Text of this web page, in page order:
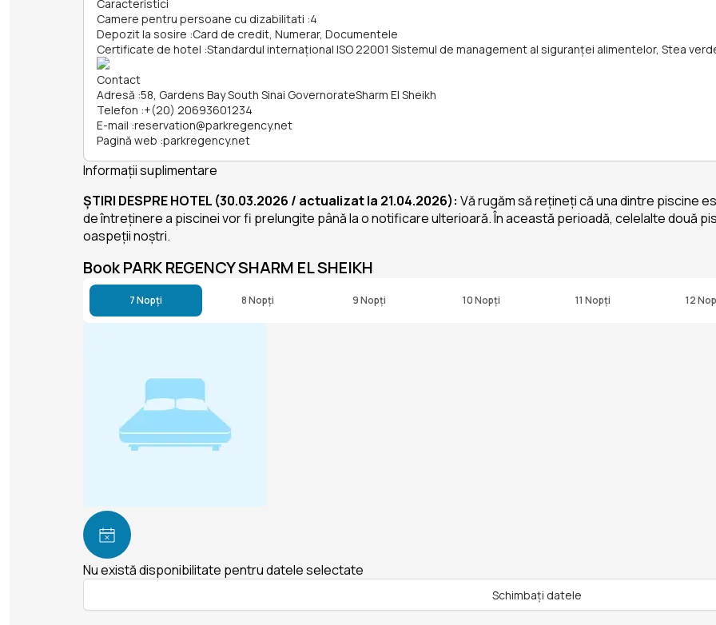
Caracteristici
Camere pentru persoane cu dizabilitati :4
Depozit la sosire :Card de credit, Numerar, Documentele
Certificate de hotel :Standardul internațional ISO 22001 Sistemul de management al siguranței alimentelor, Stea
Contact
Adresă :58, Gardens Bay South Sinai GovernorateSharm El Sheikh
Telefon :+(20) 20693601234
E-mail :reservation@parkregency.net
Pagină web :parkregency.net
Informații suplimentare
ȘTIRI DESPRE HOTEL (30.03.2026 / actualizat la 21.04.2026): Vă rugăm să rețineți că una dintre piscine
de întreținere a piscinei vor fi prelungite până la o notificare ulterioară. În această perioadă, celelalte două
oaspeții noștri.
Book PARK REGENCY SHARM EL SHEIKH
7 Nopți 8 Nopți 9 Nopți 10 Nopți 11 Nopți 12
Nu există disponibilitate pentru datele selectate
Schimbați datele